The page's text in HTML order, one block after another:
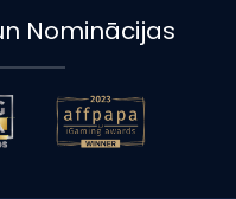
Nominācijas